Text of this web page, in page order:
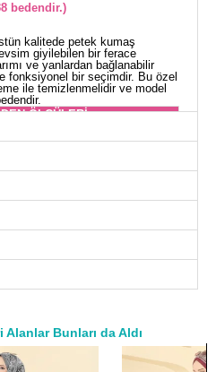
bedendir.)
kalitede petek kumaş
giyilebilen bir ferace
ve yanlardan bağlanabilir
fonksiyonel bir seçimdir. Bu özel
ile temizlenmelidir ve model
ÖLÇÜLERİ
96
140
112
140
116 140
Alanlar Bunları da Aldı